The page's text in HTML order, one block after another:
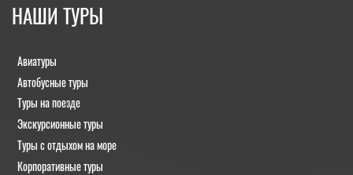
НАШИ ТУРЫ
Авиатуры
Автобусные туры
Туры на поезде
Экскурсионные туры
Туры с отдыхом на море
Корпоративные туры